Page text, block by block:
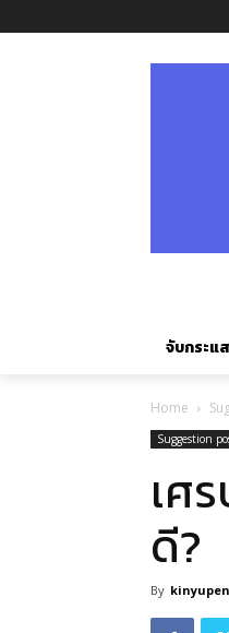
จับกระแส
Home
Suggestion
เศ
ดี?
By